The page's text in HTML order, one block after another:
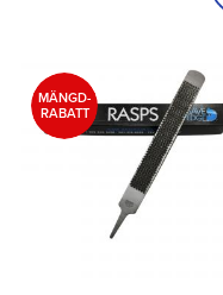
MÄNGD-
RABATT